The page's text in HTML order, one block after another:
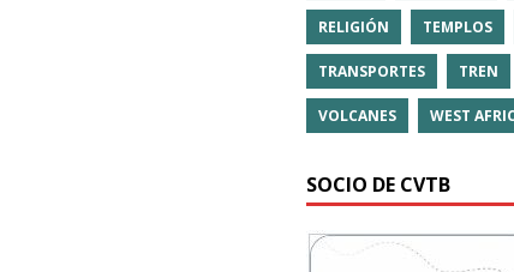
RELIGIÓN TEMPLOS
TRANSPORTES TREN
VOLCANES WEST
SOCIO DE CVTB